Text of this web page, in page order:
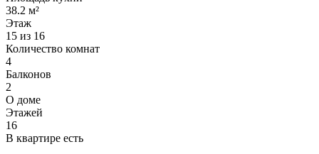
38.2 м²
Этаж
15 из 16
Количество комнат
4
Балконов
2
О доме
Этажей
16
В квартире есть